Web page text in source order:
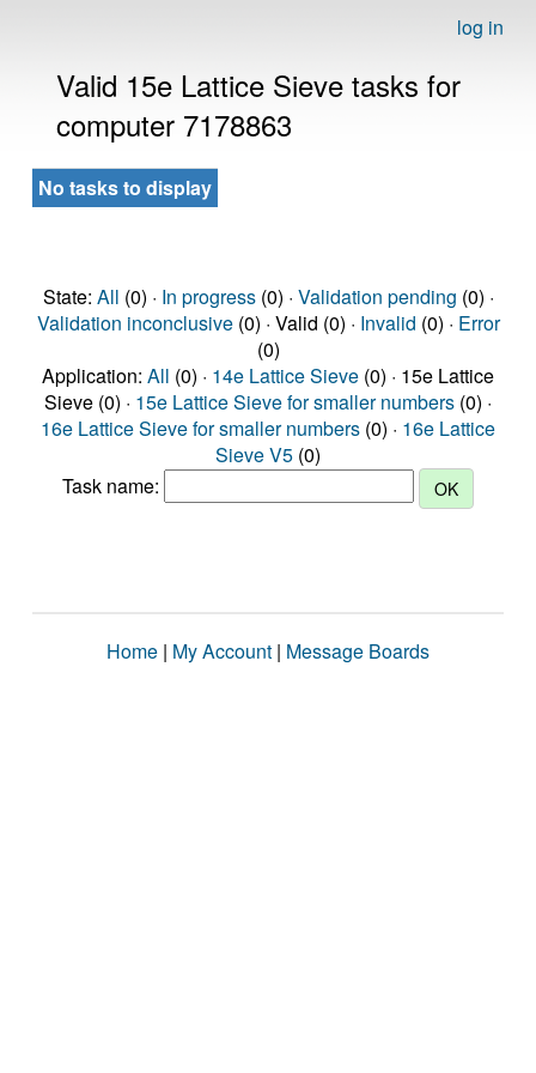
log in
Valid 15e Lattice Sieve tasks for
computer 7178863
No tasks to display
State: All (0) · In progress(0) · Validation pending (0) ·
Validation inconclusive(0) · Valid (0) · Invalid (0) · Error
(0)
Application: All (0) · 14e Lattice Sieve (0) · 15e Lattice
Sieve (0) · 15e Lattice Sieve for smaller numbers (0) ·
16e Lattice Sieve for smaller numbers (0) · 16e Lattice
Sieve V5 (0)
Task name:
Home | My Account | Message Boards